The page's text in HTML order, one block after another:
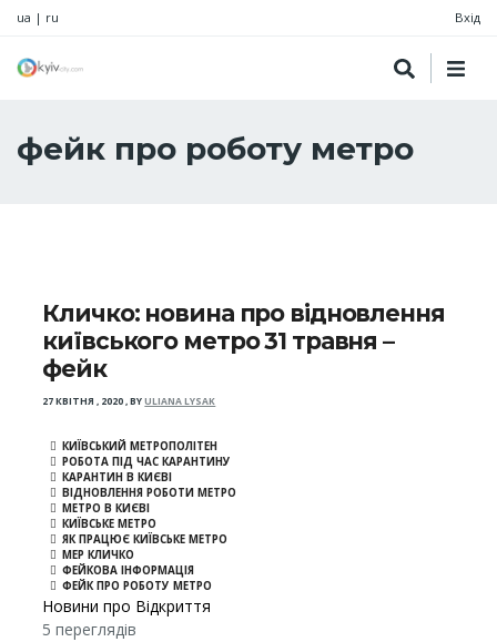
ua | ru Вхід
фейк про роботу метро
Кличко: новина про відновлення
київського метро 31 травня –
фейк
27 КВІТНЯ , 2020,BYULIANA LYSAK
КИЇВСЬКИЙ МЕТРОПОЛІТЕН
РОБОТА ПІД ЧАС КАРАНТИНУ
КАРАНТИН В КИЄВІ
ВІДНОВЛЕННЯ РОБОТИ МЕТРО
МЕТРО В КИЄВІ
КИЇВСЬКЕ МЕТРО
ЯК ПРАЦЮЄ КИЇВСЬКЕ МЕТРО
МЕР КЛИЧКО
ФЕЙКОВА ІНФОРМАЦІЯ
ФЕЙК ПРО РОБОТУ МЕТРО
Новини про Відкриття
5 переглядів